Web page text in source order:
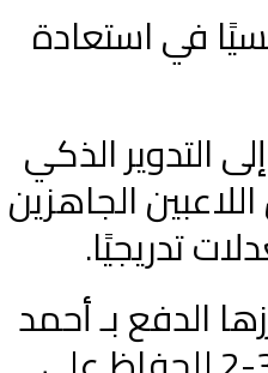
في استعادة
التدوير الذكي
الجاهزين
تدريجيًا.
الدفع بـ أحمد